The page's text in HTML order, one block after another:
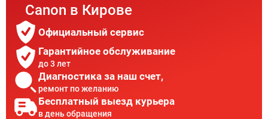
Canon в Кирове
Официальный сервис
Гарантийное обслуживание
до 3 лет
Диагностика за наш счет,
ремонт по желанию
Бесплатный выезд курьера
в день обращения